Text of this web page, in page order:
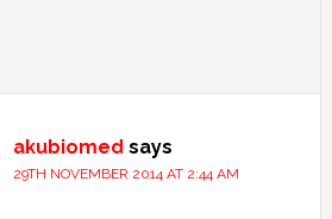
akubiomed says
29TH NOVEMBER 2014 AT 2:44 AM